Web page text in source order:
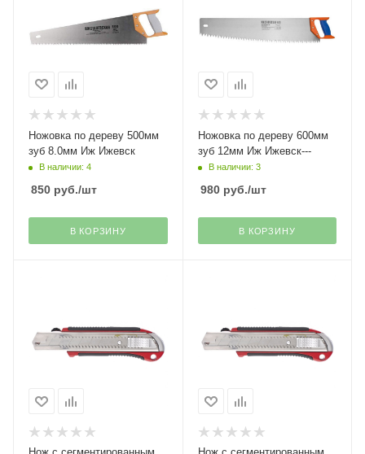
Ножовка по дереву 500мм
зуб 8.0мм Иж Ижевск
В наличии: 4
850 руб./шт
В КОРЗИНУ
Ножовка по дереву 600мм
зуб 12мм Иж Ижевск---
В наличии: 3
980руб./шт
В КОРЗИНУ